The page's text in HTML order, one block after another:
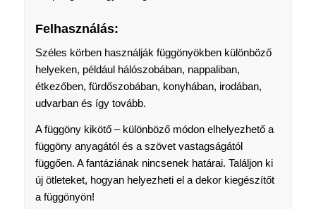
Felhasználás:
Széles körben használják függönyökben különböző
helyeken, például hálószobában, nappaliban,
étkezőben, fürdőszobában, konyhában, irodában,
udvarban és így tovább.
A függöny kikötő – különböző módon elhelyezhető a
függöny anyagától és a szövet vastagságától
függően. A fantáziának nincsenek határai. Találjon ki
új ötleteket, hogyan helyezheti el a dekor kiegészítőt
a függönyön!